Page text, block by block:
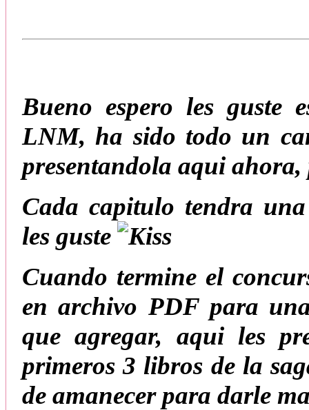
Bueno espero les guste
LNM, ha sido todo un
presentandola aqui
Cada capitulo tendra
les guste
Cuando termine el
en archivo PDF para
que agregar, aqui les
primeros 3 libros de la
de amanecer para darle